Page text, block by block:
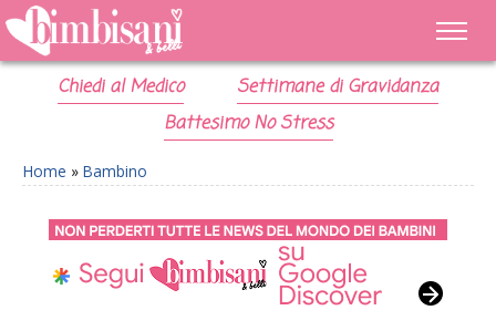
Chiedi al Medico
Settimane di Gravidanza
Battesimo No Stress
Home » Bambino